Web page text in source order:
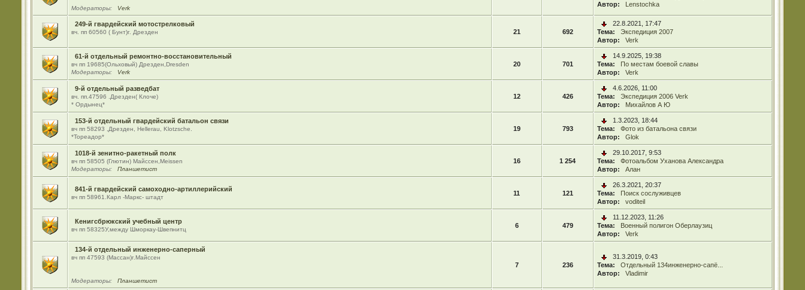
Модераторы: Verk
Автор:
Lenstochka
249-й гвардейский мотострелковый
вч. пп 60560 ( Бунт)г. Дрезден 21 692
22.8.2021, 17:47
Тема:
Экспедиция 2007
Автор:
Verk
61-й отдельный ремонтно-восстановительный
вч пп 19685(Ольховый) Дрезден,Dresden
Модераторы:
Verk
20 701
14.9.2025, 19:38
Тема:
По местам боевой славы
Автор:
Verk
9-й отдельный разведбат
вч. пп.47596 .Дрезден( Клоче)
* Ордынец*
12 426
4.6.2026, 11:00
Тема:
Экспедиция 2006 Verk
Автор:
Михайлов А Ю
153-й отдельный гвардейский батальон связи
вч пп 58293 ,Дрезден, Hellerau, Klotzsche.
*Тореадор*
19 793
1.3.2023, 18:44
Тема:
Фото из батальона связи
Автор:
Glok
1018-й зенитно-ракетный полк
вч пп 58505 (Глютин) Майсcен,Meissen
Модераторы:
Планшетист
16 1 254
29.10.2017, 9:53
Тема:
Фотоальбом Уханова Александра
Автор:
Алан
841-й гвардейский самоходно-артиллерийский
вч пп 58961.Карл -Маркс- штадт
11 121
26.3.2021, 20:37
Тема:
Поиск сослуживцев
Автор:
voditeil
Кенигсбрюкский учебный центр
вч пп 58325У,между Шморкау-Швепнитц
6 479
11.12.2023, 11:26
Тема:
Военный полигон Оберлаузиц
Автор:
Verk
134-й отдельный инженерно-саперный
вч пп 47593 (Массан)г.Майссен
Модераторы: Планшетист
7 236
31.3.2019, 0:43
Тема:
Отдельный 134инженерно-сапё...
Автор:
Vladimir